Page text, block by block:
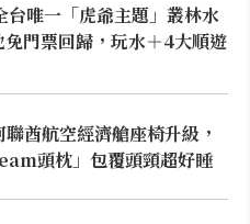
台唯一「虎爺主題」叢林水
門票回歸，玩水＋4大順遊
酋航空經濟艙座椅升級，
頭枕」包覆頭頸超好睡